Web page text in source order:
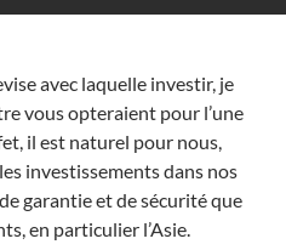
avec laquelle investir, je
vous opteraient pour l’une
il est naturel pour nous,
investissements dans nos
garantie et de sécurité que
en particulier l’Asie.